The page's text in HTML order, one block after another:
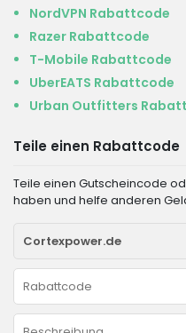
NordVPN Rabattcode
Razer Rabattcode
T-Mobile Rabattcode
UberEATS Rabattcode
Urban Outfitters
Teile einen Rabattcode
Teile einen Gutscheincode
haben und helfe anderen